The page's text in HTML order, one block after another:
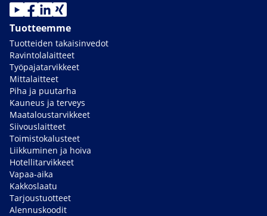
Tuotteemme
Tuotteiden takaisinvedot
Ravintolalaitteet
Työpajatarvikkeet
Mittalaitteet
Piha ja puutarha
Kauneus ja terveys
Maataloustarvikkeet
Siivouslaitteet
Toimistokalusteet
Liikkuminen ja hoiva
Hotellitarvikkeet
Vapaa-aika
Kakkoslaatu
Tarjoustuotteet
Alennuskoodit